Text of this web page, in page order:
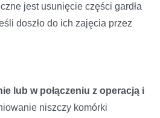
jest usunięcie części gardła
doszło do ich zajęcia przez
lub w połączeniu z operacją i
niszczy komórki